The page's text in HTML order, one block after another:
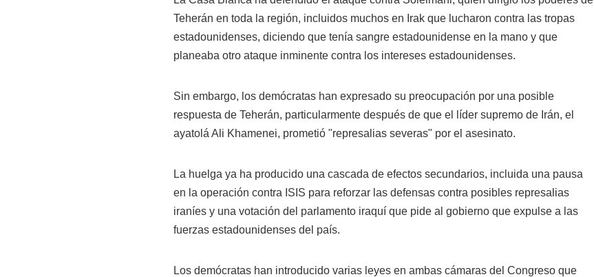
Teherán en toda la región, incluidos muchos en Irak que lucharon contra las tropas
estadounidenses, diciendo que tenía sangre estadounidense en la mano y que
planeaba otro ataque inminente contra los intereses estadounidenses.
Sin embargo, los demócratas han expresado su preocupación por una posible
respuesta de Teherán, particularmente después de que el líder supremo de Irán, el
ayatolá Ali Khamenei, prometió "represalias severas" por el asesinato.
La huelga ya ha producido una cascada de efectos secundarios, incluida una pausa
en la operación contra ISIS para reforzar las defensas contra posibles represalias
iraníes y una votación del parlamento iraquí que pide al gobierno que expulse a las
fuerzas estadounidenses del país.
Los demócratas han introducido varias leyes en ambas cámaras del Congreso que